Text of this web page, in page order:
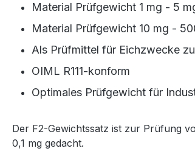
Material Prüfgewicht 1 mg - 5
Material Prüfgewicht 10 mg -
Als Prüfmittel für Eichzwecke
OIML R111-konform
Optimales Prüfgewicht für
Der F2-Gewichtssatz ist zur Prüfung
0,1 mg gedacht.